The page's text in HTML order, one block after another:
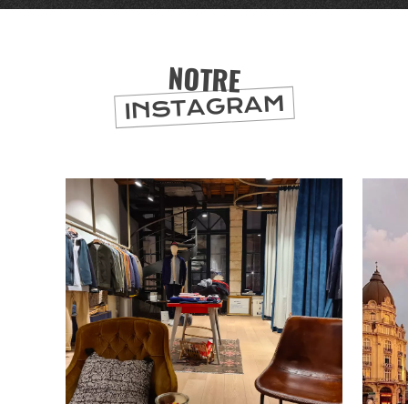
NOTRE
INSTAGRAM
À LILLE ET SA RÉGION
DEPUIS 1973